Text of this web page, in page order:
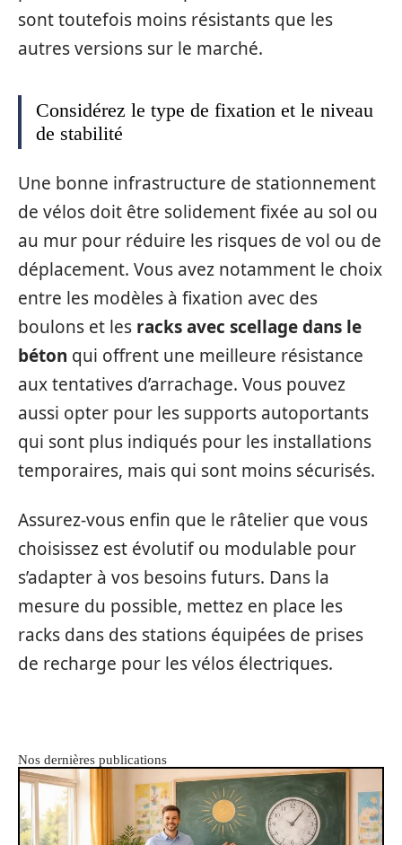
sont toutefois moins résistants que les
autres versions sur le marché.
Considérez le type de fixation et le niveau
de stabilité
Une bonne infrastructure de stationnement
de vélos doit être solidement fixée au sol ou
au mur pour réduire les risques de vol ou de
déplacement. Vous avez notamment le choix
entre les modèles à fixation avec des
boulons et les racks avec scellage dans le
béton qui offrent une meilleure résistance
aux tentatives d’arrachage. Vous pouvez
aussi opter pour les supports autoportants
qui sont plus indiqués pour les installations
temporaires, mais qui sont moins sécurisés.
Assurez-vous enfin que le râtelier que vous
choisissez est évolutif ou modulable pour
s’adapter à vos besoins futurs. Dans la
mesure du possible, mettez en place les
racks dans des stations équipées de prises
de recharge pour les vélos électriques.
Nos dernières publications